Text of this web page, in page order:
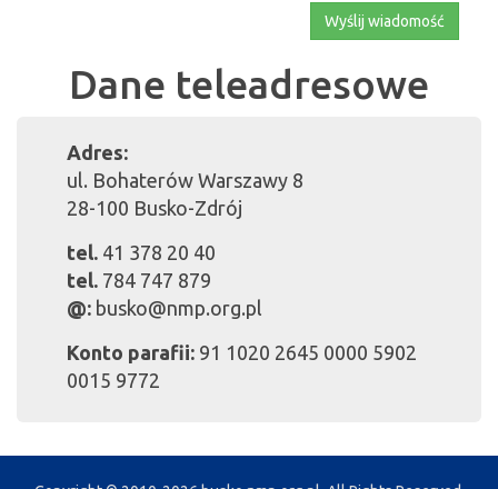
Wyślij wiadomość
Dane teleadresowe
Adres:
ul. Bohaterów Warszawy 8
28-100 Busko-Zdrój
tel. 41 378 20 40
tel. 784 747 879
@: busko@nmp.org.pl
Konto parafii: 91 1020 2645 0000 5902
0015 9772